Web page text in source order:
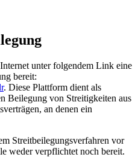
unter folgendem Link eine
bereit:
. Diese Plattform dient als
Beilegung von Streitigkeiten aus
an denen ein
Streitbeilegungsverfahren vor
weder verpflichtet noch bereit.